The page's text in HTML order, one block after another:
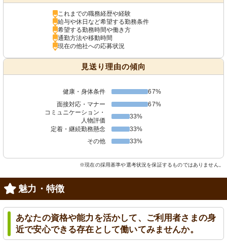
これまでの職務経歴や経験
給与や休日など希望する勤務条件
希望する勤務時間や働き方
通勤方法や移動時間
現在の他社への応募状況
見送り理由の傾向
健康・身体条件
67%
面接対応・マナー
67%
コミュニケーション・
人物評価
33%
定着・継続勤務懸念
33%
その他
33%
※現在の採用基準や選考状況を保証するものではありません。
魅力・特徴
あなたの資格や能力を活かして、ご利用者さまの身
近で安心できる存在として働いてみませんか。